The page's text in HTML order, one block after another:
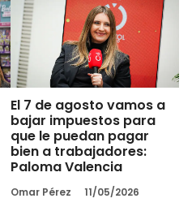
El 7 de agosto vamos a
bajar impuestos para
que le puedan pagar
bien a trabajadores:
Paloma Valencia
Omar Pérez 11/05/2026